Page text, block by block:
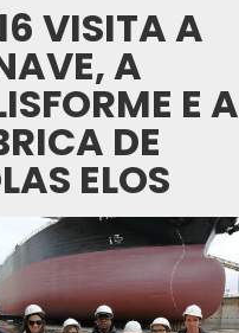
VISITA A
A
E A
DE
ELOS